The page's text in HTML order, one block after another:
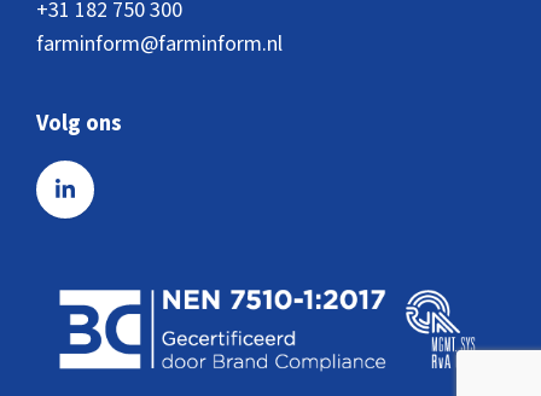
+31 182 750 300
farminform@farminform.nl
Volg ons